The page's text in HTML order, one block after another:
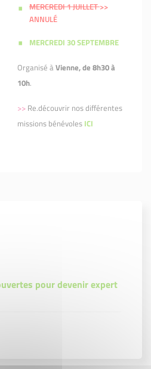
MERCREDI 1 JUILLET>>
ANNULÉ
MERCREDI 30 SEPTEMBRE
Organisé à Vienne, de 8h30 à
10h.
>> Re.découvrir nos différentes
missions bénévoles ICI
pour devenir expert